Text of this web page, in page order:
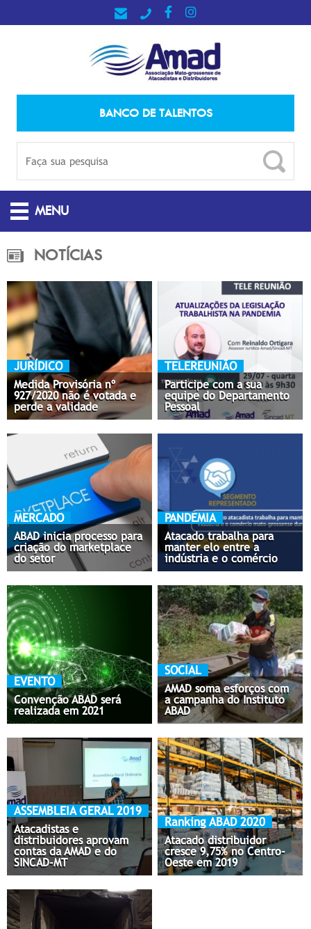
BANCO DE TALENTOS
MENU
NOTÍCIAS
JURÍDICO
Medida Provisória nº
927/2020 não é votada e
perde a validade
TELEREUNIÃO
Participe com a sua
equipe do Departamento
Pessoal
MERCADO
ABAD inicia processo para
criação do marketplace
do setor
PANDEMIA
Atacado trabalha para
manter elo entre a
indústria e o comércio
EVENTO
Convenção ABAD será
realizada em 2021
SOCIAL
AMAD soma esforços com
a campanha do Instituto
ABAD
ASSEMBLEIA GERAL 2019
Atacadistas e
distribuidores aprovam
contas da AMAD e do
SINCAD-MT
Ranking ABAD 2020
Atacado distribuidor
cresce 9,75% no Centro-
Oeste em 2019